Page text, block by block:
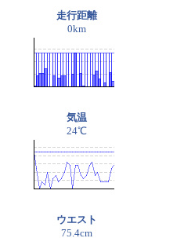
走行距離
0km
気温
24℃
ウエスト
75.4cm